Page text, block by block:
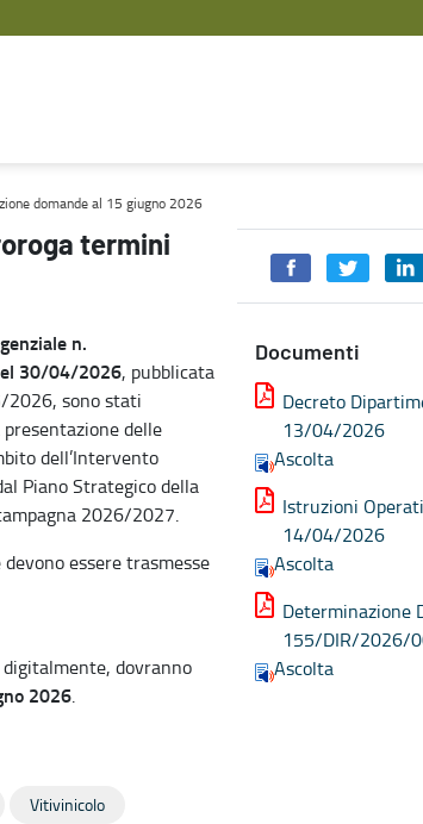
2026 - Filiere Agroalimentari
domande al 15 giugno 2026
termini
n.
30/04/2026, pubblicata
2026, sono stati
delle
dell’Intervento
Piano Strategico della
2026/2027.
essere trasmesse
dovranno
2026.
Documenti
Decreto
13/04/2026
Ascolta
Istruzioni
14/04/2026
Ascolta
Determinazione
155/DIR/2026/
Ascolta
Vitivinicolo